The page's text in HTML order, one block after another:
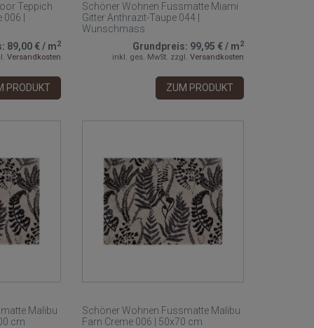
Teppich
|
89,00 €/ m2
Versandkosten
PRODUKT
Schöner Wohnen Fussmatte Miami
Gitter Anthrazit-Taupe 044 |
Wunschmass
Grundpreis: 99,95 €/ m2
inkl. ges. MwSt. zzgl. Versandkosten
ZUM PRODUKT
Malibu
cm
Schöner Wohnen Fussmatte Malibu
Farn Creme 006 | 50x70 cm